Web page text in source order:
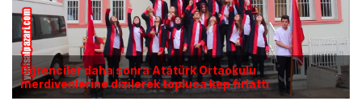
Öğrenciler daha sonra Atatürk Ortaokulu
merdivenlerine dizilerek topluca kep fırlattı